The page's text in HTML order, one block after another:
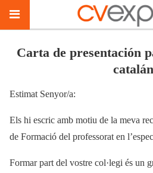
Carta de presentación
catalán
Estimat Senyor/a:
Els hi escric amb motiu de la meva
de Formació del professorat en
Formar part del vostre col·legi és un